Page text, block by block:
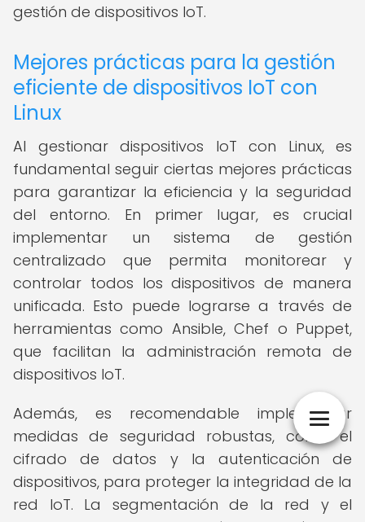
gestión de dispositivos IoT.
Mejores prácticas para la gestión
eficiente de dispositivos IoT con
Linux
Al gestionar dispositivos IoT con Linux, es
fundamental seguir ciertas mejores prácticas
para garantizar la eficiencia y la seguridad
del entorno. En primer lugar, es crucial
implementar un sistema de gestión
centralizado que permita monitorear y
controlar todos los dispositivos de manera
unificada. Esto puede lograrse a través de
herramientas como Ansible, Chef o Puppet,
que facilitan la administración remota de
dispositivos IoT.
Además, es recomendable implementar
medidas de seguridad robustas, como el
cifrado de datos y la autenticación de
dispositivos, para proteger la integridad de la
red IoT. La segmentación de la red y el